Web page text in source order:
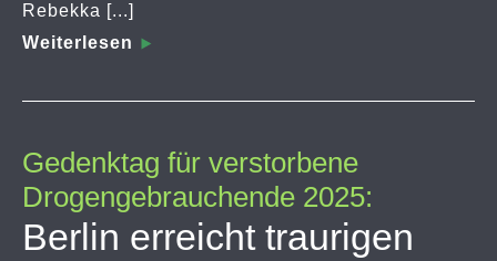
Rebekka [...]
Weiterlesen
Gedenktag für verstorbene
Drogengebrauchende 2025:
Berlin erreicht traurigen